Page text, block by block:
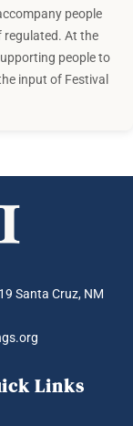
people
regulated. At the
people to
input of Festival
Santa Cruz, NM
Links